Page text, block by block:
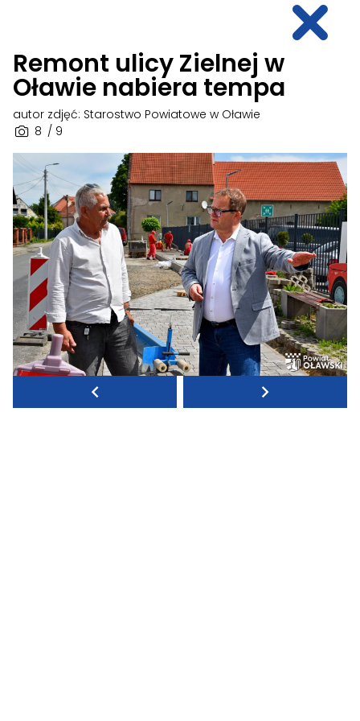
Remont ulicy Zielnej w
Oławie nabiera tempa
8 / 9
autor zdjęć: Starostwo Powiatowe w Oławie